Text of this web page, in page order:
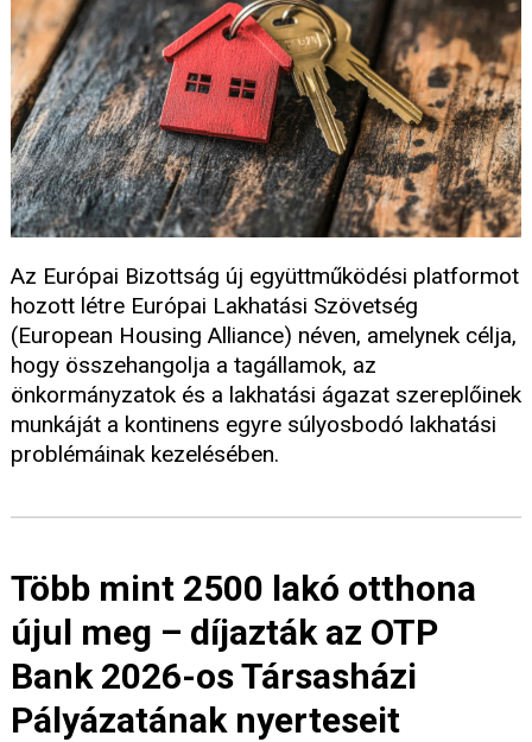
Az Európai Bizottság új együttműködési platformot
hozott létre Európai Lakhatási Szövetség
(European Housing Alliance) néven, amelynek célja,
hogy összehangolja a tagállamok, az
önkormányzatok és a lakhatási ágazat szereplőinek
munkáját a kontinens egyre súlyosbodó lakhatási
problémáinak kezelésében.
Több mint 2500 lakó otthona
újul meg – díjazták az OTP
Bank 2026-os Társasházi
Pályázatának nyerteseit